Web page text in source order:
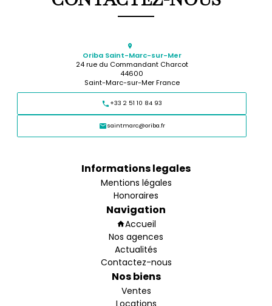
Oriba Saint-Marc-sur-Mer
24 rue du Commandant Charcot
44600
Saint-Marc-sur-Mer France
+33 2 51 10 84 93
saintmarc@oriba.fr
Informations legales
Mentions légales
Honoraires
Navigation
Accueil
Nos agences
Actualités
Contactez-nous
Nos biens
Ventes
Locations